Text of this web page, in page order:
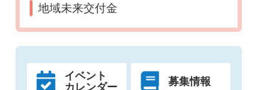
地域未来交付金
イベント
カレンダー
募集情報